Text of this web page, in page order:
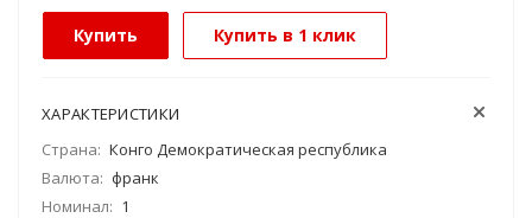
Купить Купить в 1 клик
ХАРАКТЕРИСТИКИ
Страна: Конго Демократическая республика
Валюта: франк
Номинал: 1